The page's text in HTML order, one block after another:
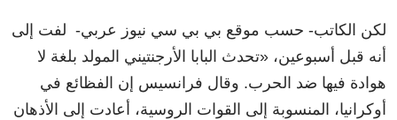
لكن الكاتب- حسب موقع بي بي سي نيوز عربي- لفت إلى
أنه قبل أسبوعين، «تحدث البابا الأرجنتيني المولد بلغة لا
هوادة فيها ضد الحرب. وقال فرانسيس إن الفظائع في
أوكرانيا، المنسوبة إلى القوات الروسية، أعادت إلى الأذهان